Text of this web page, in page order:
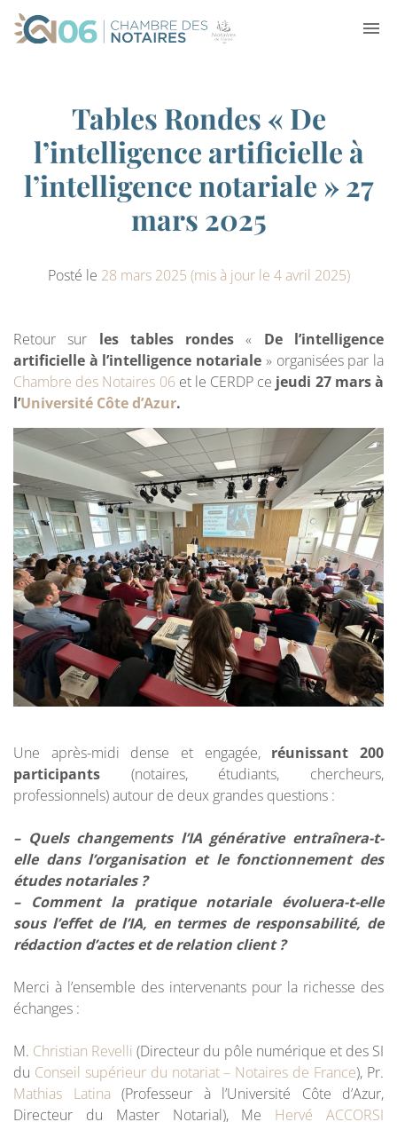
Tables Rondes « De
l’intelligence artificielle à
l’intelligence notariale » 27
mars 2025
Posté le 28 mars 2025 (mis à jour le 4 avril 2025)
Retour sur les tables rondes « De l’intelligence
artificielle à l’intelligence notariale » organisées par la
Chambre des Notaires 06et le CERDP ce jeudi 27 mars à
l’Université Côte d’Azur.
Une après-midi dense et engagée, réunissant 200
participants (notaires, étudiants, chercheurs,
professionnels) autour de deux grandes questions :
– Quels changements l’IA générative entraînera-t-
elle dans l’organisation et le fonctionnement des
études notariales ?
– Comment la pratique notariale évoluera-t-elle
sous l’effet de l’IA, en termes de responsabilité, de
rédaction d’actes et de relation client ?
Merci à l’ensemble des intervenants pour la richesse des
échanges :
M. Christian Revelli (Directeur du pôle numérique et des SI
du Conseil supérieur du notariat – Notaires de France), Pr.
Mathias Latina (Professeur à l’Université Côte d’Azur,
Directeur du Master Notarial), Me Hervé ACCORSI